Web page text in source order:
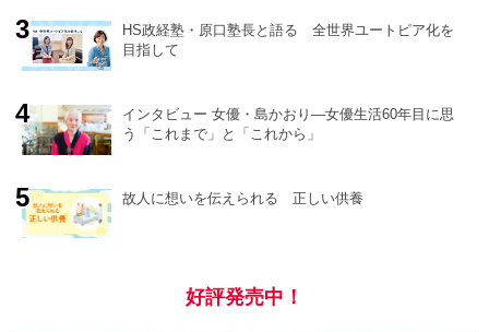
HS政経塾・原口塾長と語る 全世界ユートピア化を
目指して
インタビュー 女優・島かおり―女優生活60年目に思
う「これまで」と「これから」
故人に想いを伝えられる 正しい供養
好評発売中！